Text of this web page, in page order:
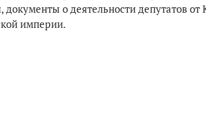
о деятельности депутатов от
империи.